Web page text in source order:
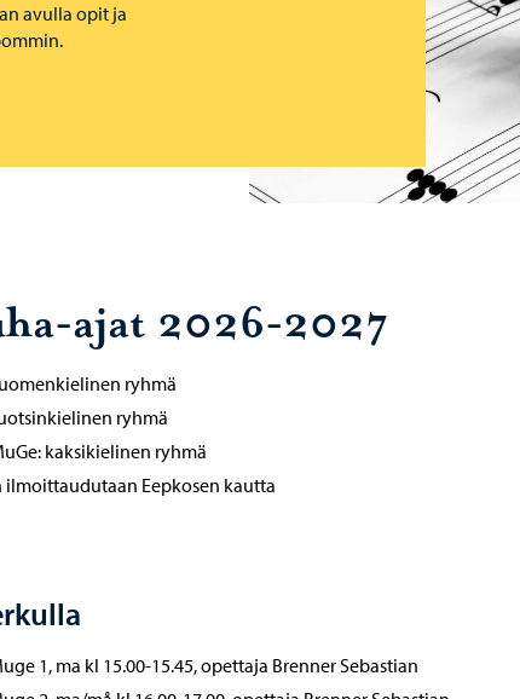
avulla opit ja
ajat 2026-2027
ryhmä
ryhmä
kaksikielinen ryhmä
ilmoittaudutaan Eepkosen kautta
1, ma kl 15.00-15.45, opettaja Brenner Sebastian